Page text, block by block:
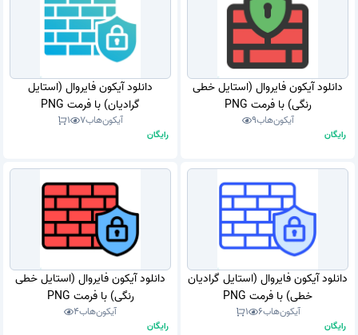
دانلود آیکون فایروال (استایل خطی
رنگی) با فرمت PNG
آیکون‌هاب9
رایگان
دانلود آیکون فایروال (استایل
گرادیان) با فرمت PNG
آیکون‌هاب7
1
رایگان
دانلود آیکون فایروال (استایل گرادیان
خطی) با فرمت PNG
آیکون‌هاب6
1
رایگان
دانلود آیکون فایروال (استایل خطی
رنگی) با فرمت PNG
آیکون‌هاب4
رایگان